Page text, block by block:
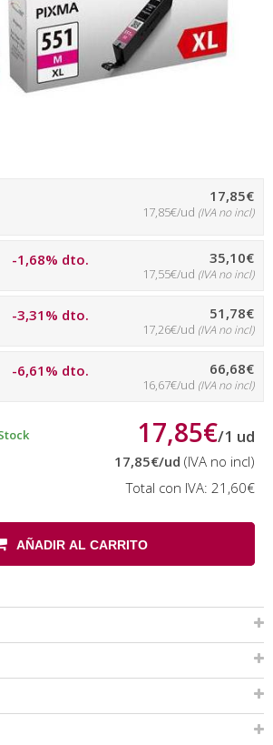
17,85€
17,85€/ud (IVA no incl)
-1,68% dto. 35,10€
17,55€/ud (IVA no incl)
-3,31% dto. 51,78€
17,26€/ud (IVA no incl)
-6,61% dto. 66,68€
16,67€/ud (IVA no incl)
17,85€/1 ud
17,85€/ud (IVA no incl)
Total con IVA: 21,60€
AÑADIR AL CARRITO